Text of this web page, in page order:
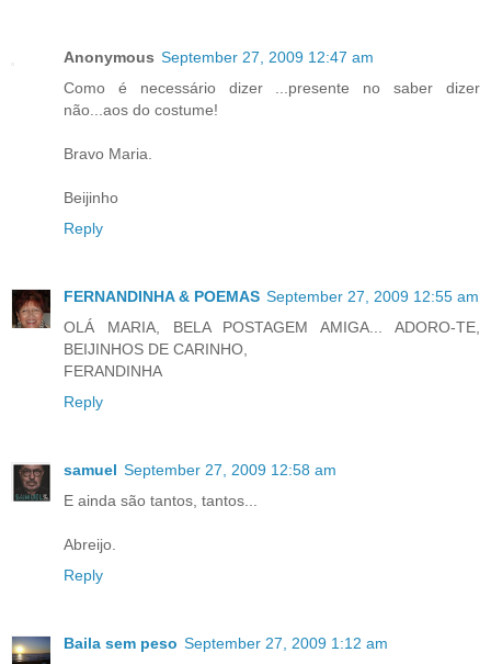
Anonymous September 27, 2009 12:47 am
Como é necessário dizer ...presente no saber dizer
não...aos do costume!
Bravo Maria.
Beijinho
Reply
FERNANDINHA & POEMAS September 27, 2009 12:55 am
OLÁ MARIA, BELA POSTAGEM AMIGA... ADORO-TE,
BEIJINHOS DE CARINHO,
FERANDINHA
Reply
samuel September 27, 2009 12:58 am
E ainda são tantos, tantos...
Abreijo.
Reply
Baila sem peso September 27, 2009 1:12 am